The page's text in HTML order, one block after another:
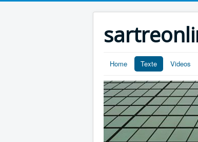
Home Texte Videos